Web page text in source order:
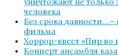
человека
Без срока давности…
фильма
Хоррор-квест «Пир во
Концерт ансамбля